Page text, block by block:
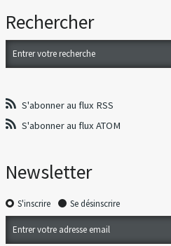
Rechercher
S'abonner au flux RSS
S'abonner au flux ATOM
Newsletter
S'inscrire Se désinscrire